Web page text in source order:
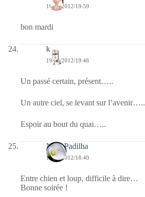
19/06/2012/19:59
bon mardi
k
19/06/2012/19:46
Un passé certain, présent…..
Un autre ciel, se levant sur l’avenir…..
Espoir au bout du quai…..
Nina Padilha
19/06/2012/18:40
Entre chien et loup, difficile à dire…
Bonne soirée !